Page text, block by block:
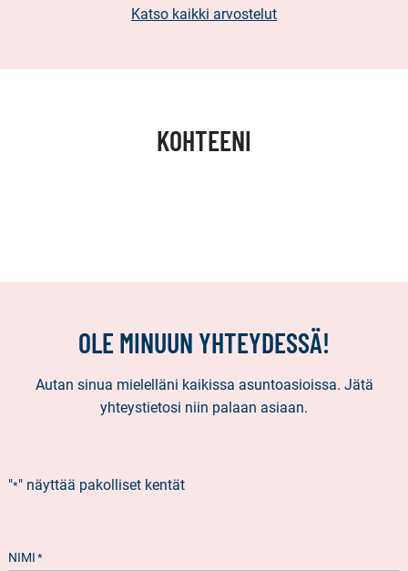
Katso kaikki arvostelut
KOHTEENI
OLE MINUUN YHTEYDESSÄ!
Autan sinua mielelläni kaikissa asuntoasioissa. Jätä
yhteystietosi niin palaan asiaan.
"*" näyttää pakolliset kentät
NIMI *